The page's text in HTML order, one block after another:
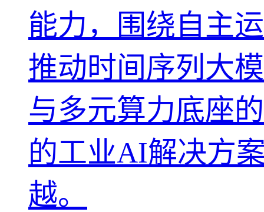
能力，围绕自主
推动时间序列大模
与多元算力底座
的工业AI解决方
越。